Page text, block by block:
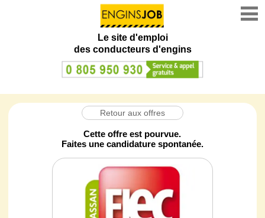
Le site d'emploi
des conducteurs d'engins
Retour aux offres
Cette offre est pourvue.
Faites une candidature spontanée.